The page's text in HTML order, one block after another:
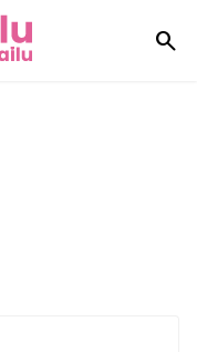
search